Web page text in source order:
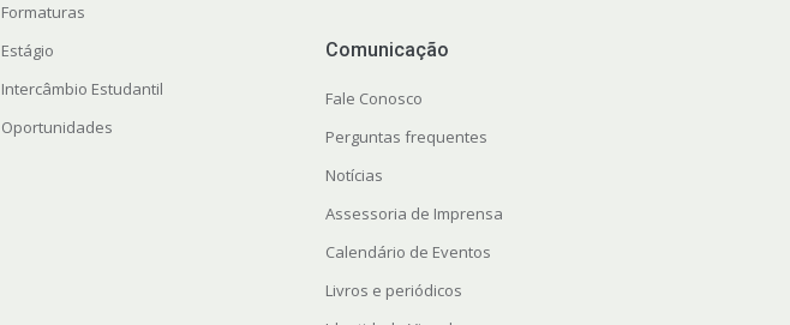
Formaturas
Estágio
Intercâmbio Estudantil
Oportunidades
Comunicação
Fale Conosco
Perguntas frequentes
Notícias
Assessoria de Imprensa
Calendário de Eventos
Livros e periódicos